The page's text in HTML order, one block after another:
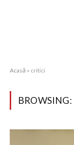
Acasă » critici
BROWSING: